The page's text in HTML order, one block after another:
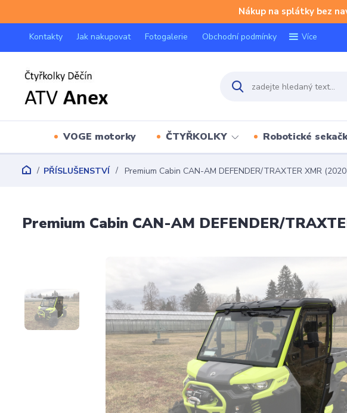
Nákup na splátky bez
Kontakty Jak nakupovat Fotogalerie Obchodní podmínky Více
VOGE motorky ČTYŘKOLKY Robotické
PŘÍSLUŠENSTVÍ Premium Cabin CAN-AM DEFENDER/TRAXTER XMR
Premium Cabin CAN-AM DEFENDER/